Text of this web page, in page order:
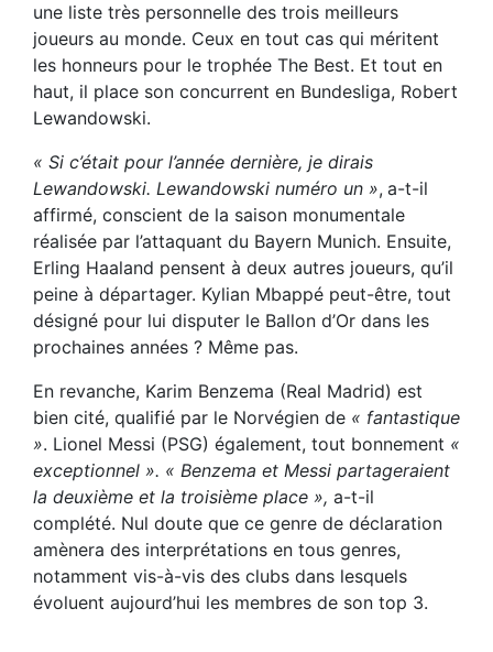
une liste très personnelle des trois meilleurs
joueurs au monde. Ceux en tout cas qui méritent
les honneurs pour le trophée The Best. Et tout en
haut, il place son concurrent en Bundesliga, Robert
Lewandowski.
« Si c’était pour l’année dernière, je dirais
Lewandowski. Lewandowski numéro un », a-t-il
affirmé, conscient de la saison monumentale
réalisée par l’attaquant du Bayern Munich. Ensuite,
Erling Haaland pensent à deux autres joueurs, qu’il
peine à départager. Kylian Mbappé peut-être, tout
désigné pour lui disputer le Ballon d’Or dans les
prochaines années ? Même pas.
En revanche, Karim Benzema (Real Madrid) est
bien cité, qualifié par le Norvégien de « fantastique
». Lionel Messi (PSG) également, tout bonnement «
exceptionnel ». « Benzema et Messi partageraient
la deuxième et la troisième place », a-t-il
complété. Nul doute que ce genre de déclaration
amènera des interprétations en tous genres,
notamment vis-à-vis des clubs dans lesquels
évoluent aujourd’hui les membres de son top 3.